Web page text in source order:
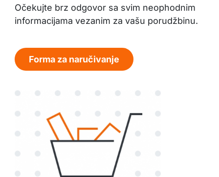
Očekujte brz odgovor sa svim neophodnim
informacijama vezanim za vašu porudžbinu.
Forma za naručivanje